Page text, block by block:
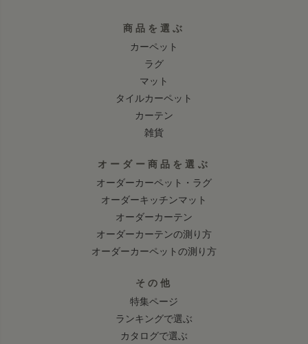
商品を選ぶ
カーペット
ラグ
マット
タイルカーペット
カーテン
雑貨
オーダー商品を選ぶ
オーダーカーペット・ラグ
オーダーキッチンマット
オーダーカーテン
オーダーカーテンの測り方
オーダーカーペットの測り方
その他
特集ページ
ランキングで選ぶ
カタログで選ぶ